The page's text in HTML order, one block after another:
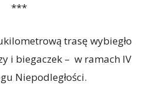
***
trasę wybiegło
i biegaczek – w ramach IV
Niepodległości.